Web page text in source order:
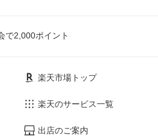
で2,000ポイント
楽天市場トップ
楽天のサービス一覧
出店のご案内